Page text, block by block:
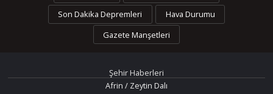
Son Dakika Depremleri
Hava Durumu
Gazete Manşetleri
Şehir Haberleri
Afrin / Zeytin Dalı